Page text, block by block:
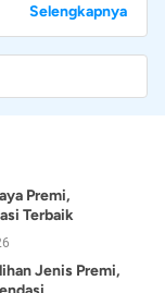
Selengkapnya
Premi,
Terbaik
Jenis Premi,